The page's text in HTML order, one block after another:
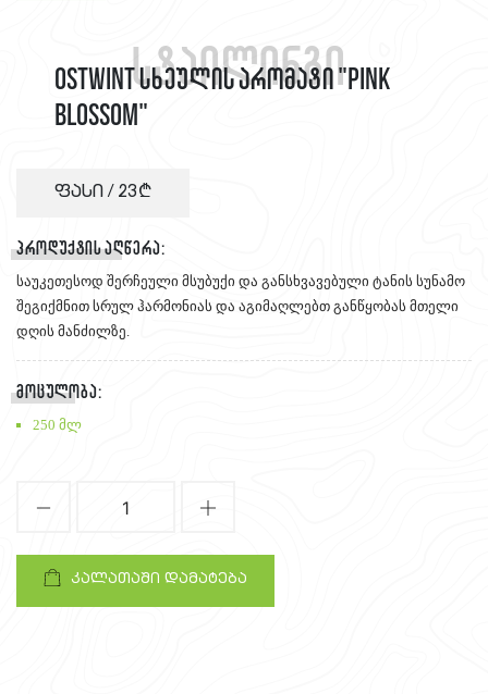
სტაილინგი
OSTWINT სხეულის არომატი "PINK
BLOSSOM"
ფასი / 23
პროდუქტის აღწერა:
საუკეთესოდ შერჩეული მსუბუქი და განსხვავებული ტანის სუნამო
შეგიქმნით სრულ ჰარმონიას და აგიმაღლებთ განწყობას მთელი
დღის მანძილზე.
მოცულობა:
250 მლ
1
კალათაში დამატება